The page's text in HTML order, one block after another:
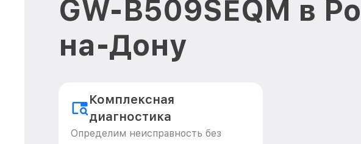
GW-B509SEQM в
на-Дону
Комплексная
диагностика
Определим неисправность без